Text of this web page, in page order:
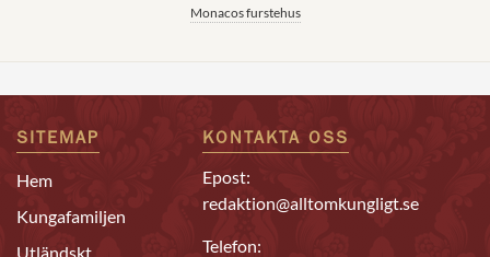
Monacos furstehus
SITEMAP
Hem
Kungafamiljen
Utländskt
KONTAKTA OSS
Epost:
redaktion@alltomkungligt.se
Telefon: